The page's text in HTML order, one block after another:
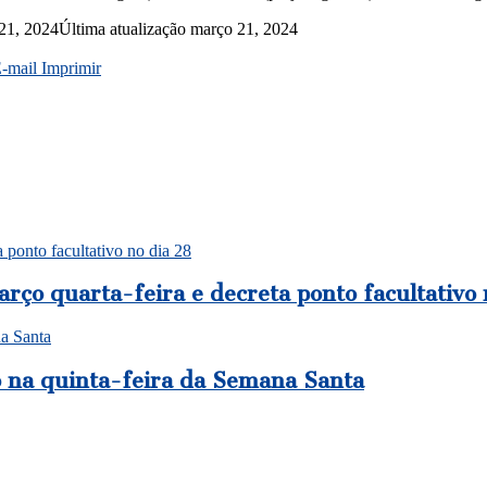
2024Última atualização março 21, 2024
mail Imprimir
ponto facultativo no dia 28
quarta-feira e decreta ponto facultativo
Santa
quinta-feira da Semana Santa